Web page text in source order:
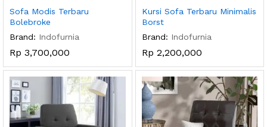
Sofa Modis Terbaru
Bolebroke
Brand: Indofurnia
Rp 3,700,000
Kursi Sofa Terbaru Minimalis
Borst
Brand: Indofurnia
Rp 2,200,000